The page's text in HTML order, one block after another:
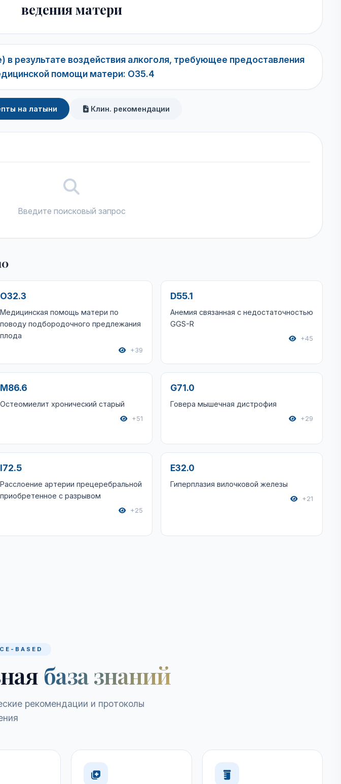
ведения матери
результате воздействия алкоголя, требующее предоставления
помощи матери: O35.4
на латыни Клин. рекомендации
Введите поисковый запрос
O32.3
Медицинская помощь матери по
поводу подбородочного предлежания
плода
+39
D55.1
Анемия связанная с недостаточностью
GGS-R
+45
M86.6
Остеомиелит хронический старый
+51
G71.0
Говера мышечная дистрофия
+29
I72.5
Расслоение артерии прецеребральной
приобретенное с разрывом
+25
E32.0
Гиперплазия вилочковой железы
+21
BASED
база знаний
рекомендации и протоколы